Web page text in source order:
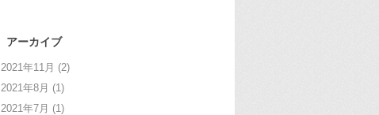
アーカイブ
2021年11月 (2)
2021年8月 (1)
2021年7月 (1)